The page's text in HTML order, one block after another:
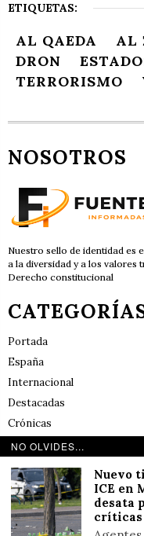
ETIQUETAS:
AL QAEDA AL
DRON
TERRORISMO
NOSOTROS
Nuestro sello de identidad es
a la diversidad y a los valores
Derecho constitucional
Portada
España
Internacional
Destacadas
Crónicas
Noticias de deportes en
Reflexiones
LINKS
NO OLVIDES...
Nuevo
ICE en
desata
críticas